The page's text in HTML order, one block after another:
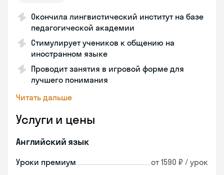
Окончила лингвистический институт на базе
педагогической академии
Стимулирует учеников к общению на
иностранном языке
Проводит занятия в игровой форме для
лучшего понимания
Читать дальше
Услуги и цены
Английский язык
Уроки премиум от 1590 ₽ / урок